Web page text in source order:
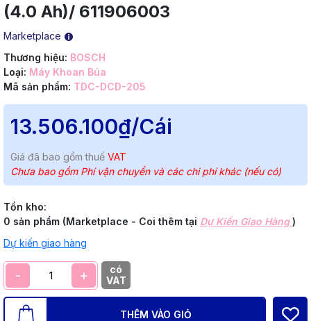
(4.0 Ah)/ 611906003
Marketplace
Thương hiệu: BOSCH
Loại: Máy Khoan Búa
Mã sản phẩm: TDC-DCD-205
13.506.100₫/Cái
Giá đã bao gồm thuế VAT
Chưa bao gồm Phí vận chuyển và các chi phí khác (nếu có)
Tồn kho:
0 sản phẩm (Marketplace - Coi thêm tại Dự Kiến Giao Hàng)
Dự kiến giao hàng
- +
có
VAT
THÊM VÀO GIỎ